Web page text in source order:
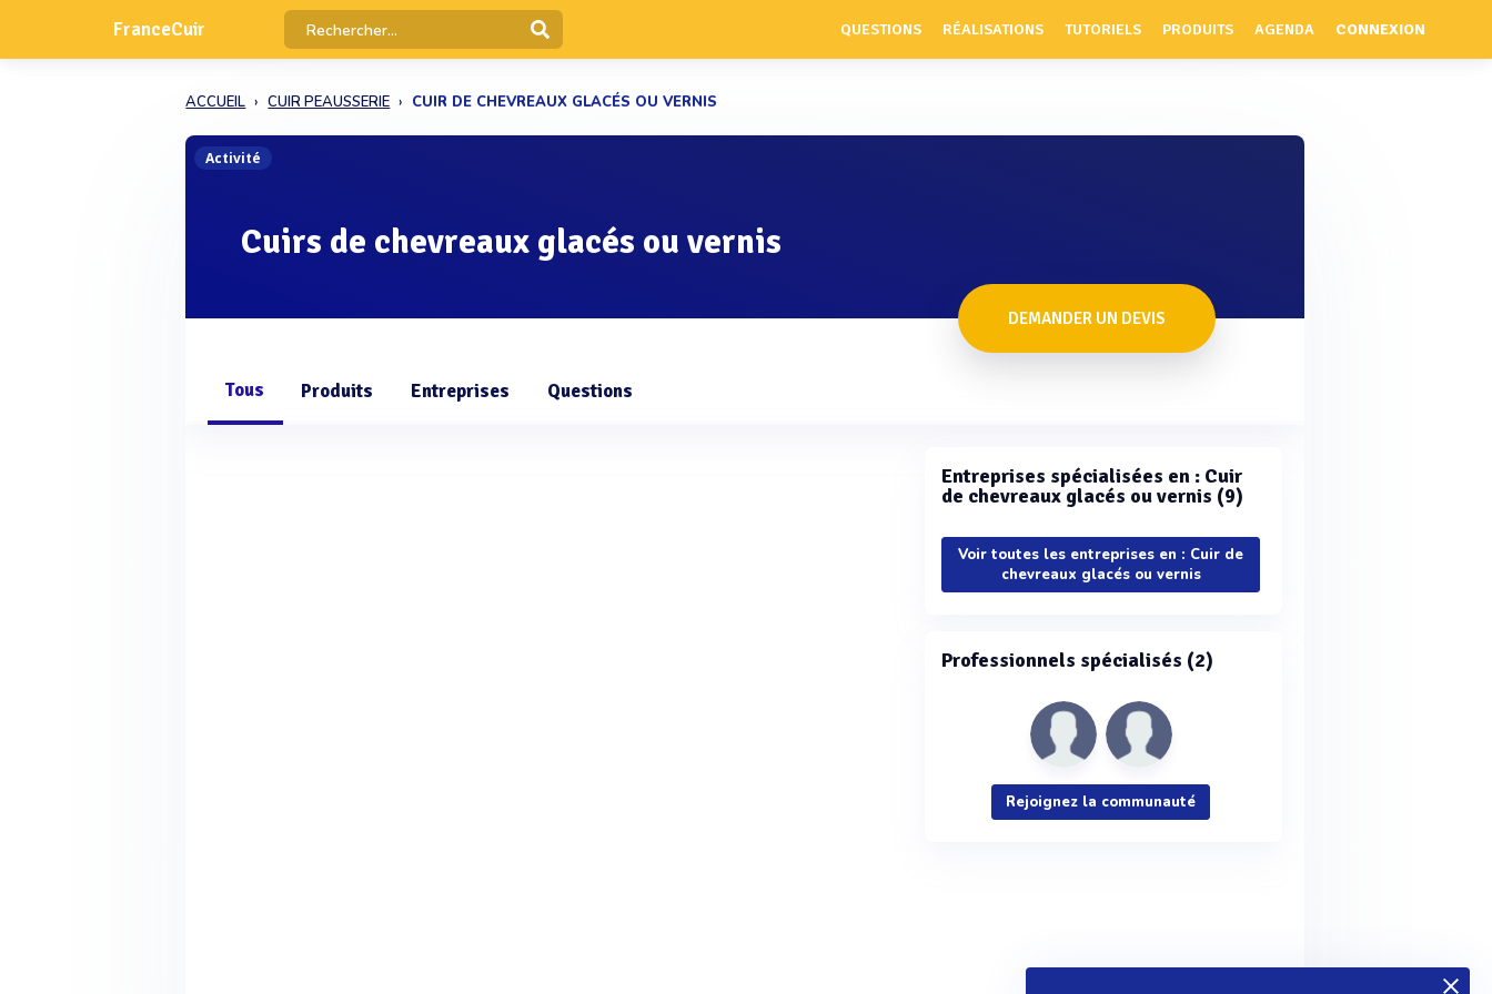
FranceCuir QUESTIONS RÉALISATIONS TUTORIELS PRODUITS AGENDA CONNEXION
ACCUEIL CUIR PEAUSSERIE CUIR DE CHEVREAUX GLACÉS OU VERNIS
Activité
Cuirs de chevreaux glacés ou vernis
DEMANDER UN DEVIS
Tous Produits Entreprises Questions
Entreprises spécialisées en : Cuir
de chevreaux glacés ou vernis (9)
Voir toutes les entreprises en : Cuir de
chevreaux glacés ou vernis
Professionnels spécialisés (2)
Rejoignez la communauté